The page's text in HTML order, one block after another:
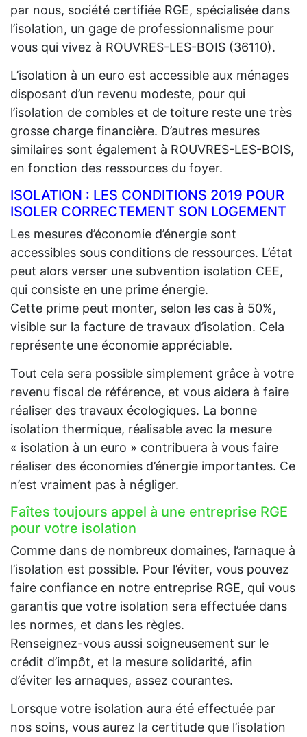
par nous, société certifiée RGE, spécialisée dans
l’isolation, un gage de professionnalisme pour
vous qui vivez à ROUVRES-LES-BOIS (36110).
L’isolation à un euro est accessible aux ménages
disposant d’un revenu modeste, pour qui
l’isolation de combles et de toiture reste une très
grosse charge financière. D’autres mesures
similaires sont également à ROUVRES-LES-BOIS,
en fonction des ressources du foyer.
ISOLATION : LES CONDITIONS 2019 POUR
ISOLER CORRECTEMENT SON LOGEMENT
Les mesures d’économie d’énergie sont
accessibles sous conditions de ressources. L’état
peut alors verser une subvention isolation CEE,
qui consiste en une prime énergie.
Cette prime peut monter, selon les cas à 50%,
visible sur la facture de travaux d’isolation. Cela
représente une économie appréciable.
Tout cela sera possible simplement grâce à votre
revenu fiscal de référence, et vous aidera à faire
réaliser des travaux écologiques. La bonne
isolation thermique, réalisable avec la mesure
« isolation à un euro » contribuera à vous faire
réaliser des économies d’énergie importantes. Ce
n’est vraiment pas à négliger.
Faîtes toujours appel à une entreprise RGE
pour votre isolation
Comme dans de nombreux domaines, l’arnaque à
l’isolation est possible. Pour l’éviter, vous pouvez
faire confiance en notre entreprise RGE, qui vous
garantis que votre isolation sera effectuée dans
les normes, et dans les règles.
Renseignez-vous aussi soigneusement sur le
crédit d’impôt, et la mesure solidarité, afin
d’éviter les arnaques, assez courantes.
Lorsque votre isolation aura été effectuée par
nos soins, vous aurez la certitude que l’isolation